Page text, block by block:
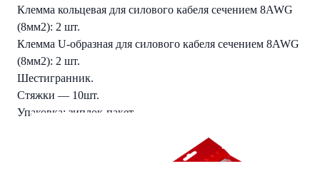
Клемма кольцевая для силового кабеля сечением 8AWG
(8мм2): 2 шт.
Клемма U-образная для силового кабеля сечением 8AWG
(8мм2): 2 шт.
Шестигранник.
Стяжки — 10шт.
Упаковка: зиплок-пакет.